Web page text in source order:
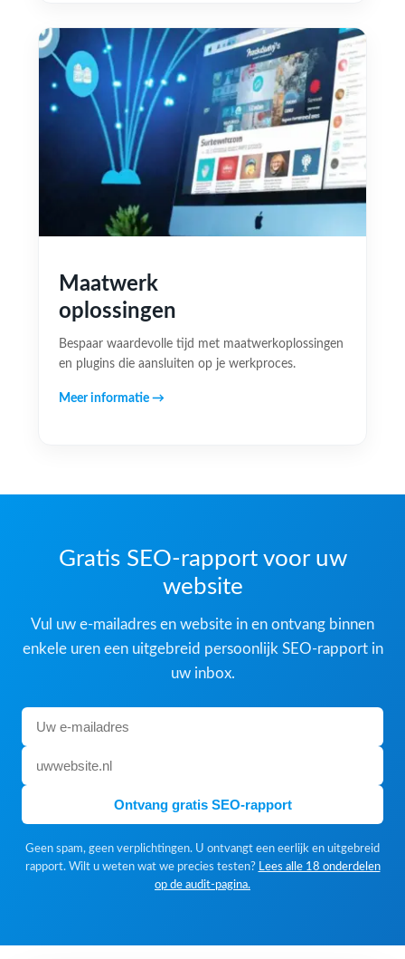
Maatwerk
oplossingen
Bespaar waardevolle tijd met maatwerkoplossingen
en plugins die aansluiten op je werkproces.
Meer informatie →
Gratis SEO-rapport voor uw
website
Vul uw e-mailadres en website in en ontvang binnen
enkele uren een uitgebreid persoonlijk SEO-rapport in
uw inbox.
Ontvang gratis SEO-rapport
Geen spam, geen verplichtingen. U ontvangt een eerlijk en uitgebreid
rapport. Wilt u weten wat we precies testen? Lees alle 18 onderdelen
op de audit-pagina.